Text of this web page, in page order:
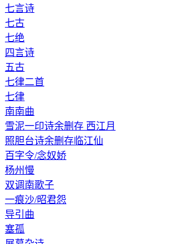
七言诗
七古
七绝
四言诗
五古
七律二首
七律
南南曲
雪泥一印诗余删存 西江月
照胆台诗余删存临江仙
百字令/念奴娇
杨州慢
双调南歌子
一痕沙/昭君怨
导引曲
塞孤